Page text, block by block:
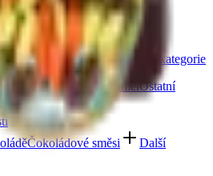
Slaný karamel
Čokolády bez
Čokolády bez cukru
Další kategorie
S čokoládouSlaný karamelOstatní
Další kategorie
Čokoládové směsi
Další